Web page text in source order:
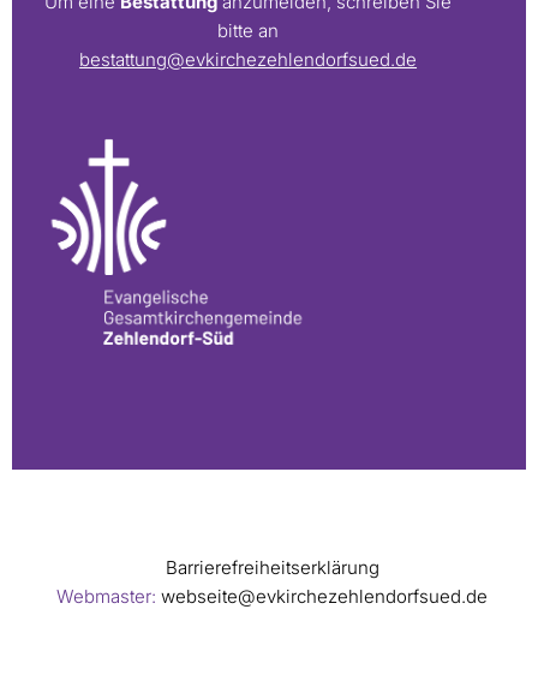
bitte an
bestattung@evkirchezehlendorfsued.de
Barrierefreiheitserklärung
Webmaster: webseite@evkirchezehlendorfsued.de